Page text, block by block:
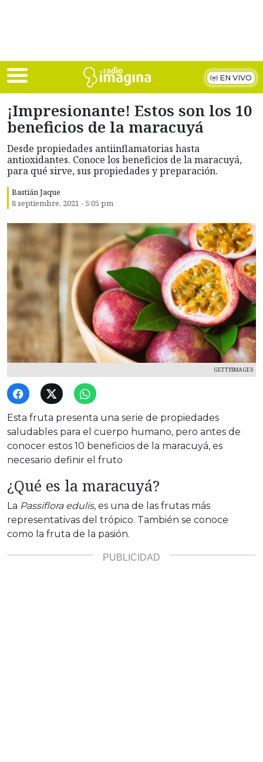
EN VIVO
¡Impresionante! Estos son los 10
beneficios de la maracuyá
Desde propiedades antiinflamatorias hasta
antioxidantes. Conoce los beneficios de la maracuyá,
para qué sirve, sus propiedades y preparación.
Bastián Jaque
8 septiembre, 2021 - 5:05 pm
GETTYIMAGES
Esta fruta presenta una serie de propiedades
saludables para el cuerpo humano, pero antes de
conocer estos 10 beneficios de la maracuyá, es
necesario definir el fruto
¿Qué es la maracuyá?
La Passiflora edulis, es una de las frutas más
representativas del trópico. También se conoce
como la fruta de la pasión.